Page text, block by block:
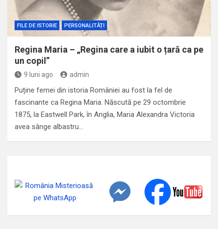
FILE DE ISTORIE PERSONALITĂȚI
Regina Maria – „Regina care a iubit o țară ca pe
un copil”
9 luni ago admin
Puține femei din istoria României au fost la fel de
fascinante ca Regina Maria. Născută pe 29 octombrie
1875, la Eastwell Park, în Anglia, Maria Alexandra Victoria
avea sânge albastru…